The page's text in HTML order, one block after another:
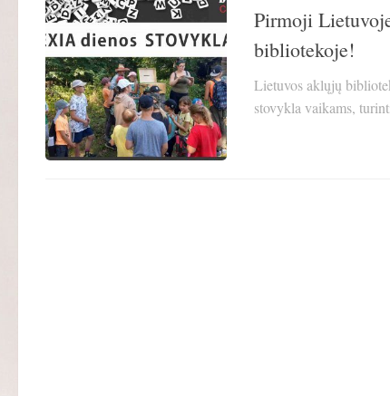
Pirmoji
bibliotekoje!
Lietuvos aklųjų
stovykla vaikams,